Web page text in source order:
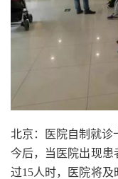
北京：医院自制就诊
今后，当医院出现患
过15人时，医院将